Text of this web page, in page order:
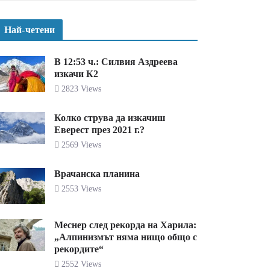
Най-четени
В 12:53 ч.: Силвия Аздреева
изкачи К2
2823 Views
Колко струва да изкачиш
Еверест през 2021 г.?
2569 Views
Врачанска планина
2553 Views
Меснер след рекорда на Харила:
„Алпинизмът няма нищо общо с
рекордите“
2552 Views